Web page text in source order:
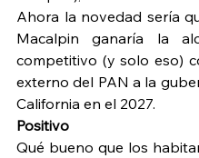
Ahora la novedad sería
Macalpin ganaría la
competitivo (y solo eso)
externo del PAN a la
California en el 2027.
Positivo
Qué bueno que los